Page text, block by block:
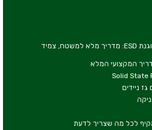
איך מקימים עמדת עבודה מוגנת ESD: מדריך מלא למשטח, צמיד
המקצועי המלא
ניידים
לכל מה שצריך לדעת